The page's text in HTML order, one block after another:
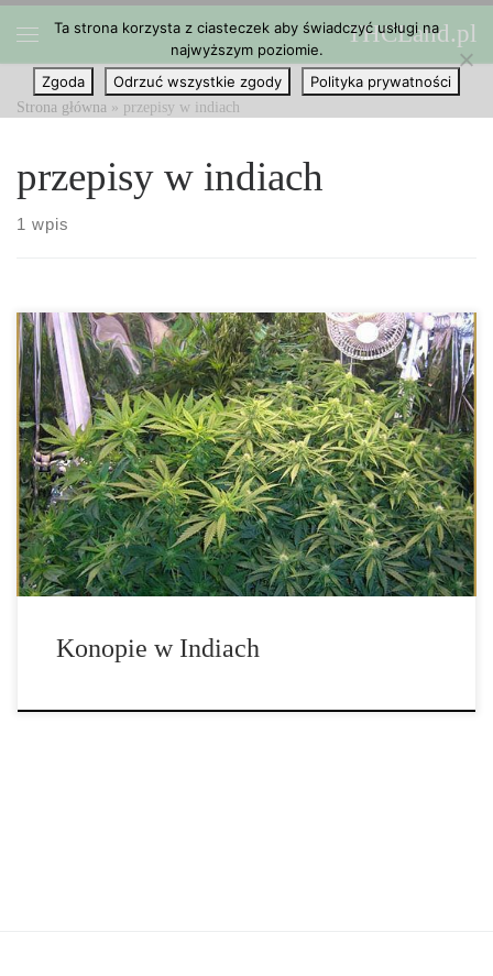
Przejdź do treści THCLand.pl
Strona główna » przepisy w indiach
przepisy w indiach
1 wpis
Nowe przepisy w Indiach, pozwolą na wykorzystanie konopi jako
źródła pożywności. Według firmy badawczej GlobalData, nowe
przepisy dotyczące bezpieczeństwa żywności z konopi wzmocnią
jej reputację w Indiach. Firma ostrzegła jednak, że postęp zostanie
spowolniony, jeśli przepisy utrudnią edukację konsumentów na
[…]
Konopie w Indiach
Ta strona korzysta z ciasteczek aby świadczyć usługi na
najwyższym poziomie.
Zgoda
Odrzuć wszystkie zgody Polityka prywatności